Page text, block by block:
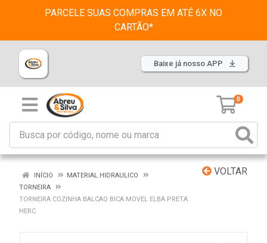
PARCELE SUAS COMPRAS EM ATÉ 6X NO
CARTÃO*
Baixe já nosso APP
0
VOLTAR
INÍCIO
MATERIAL HIDRAULICO
TORNEIRA
TORNEIRA COZINHA BALCAO BICA MOVEL ELBA PRETA
HERC